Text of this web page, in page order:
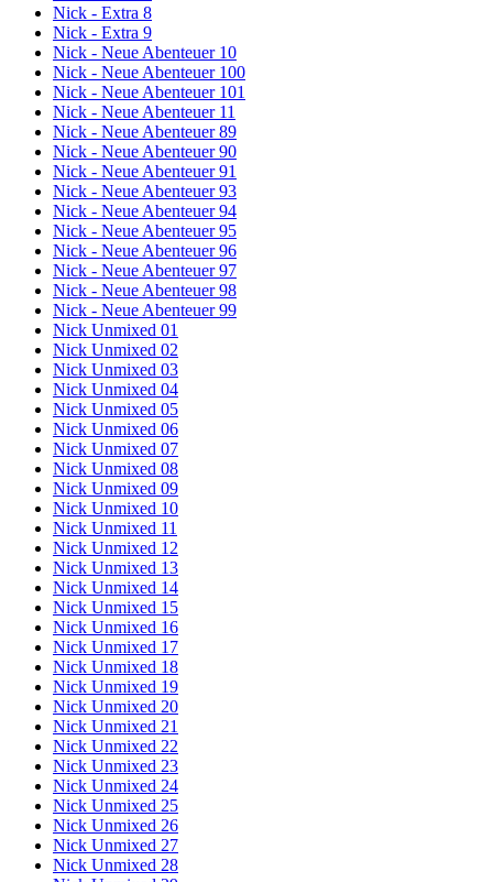
Nick - Extra 8
Nick - Extra 9
Nick - Neue Abenteuer 10
Nick - Neue Abenteuer 100
Nick - Neue Abenteuer 101
Nick - Neue Abenteuer 11
Nick - Neue Abenteuer 89
Nick - Neue Abenteuer 90
Nick - Neue Abenteuer 91
Nick - Neue Abenteuer 93
Nick - Neue Abenteuer 94
Nick - Neue Abenteuer 95
Nick - Neue Abenteuer 96
Nick - Neue Abenteuer 97
Nick - Neue Abenteuer 98
Nick - Neue Abenteuer 99
Nick Unmixed 01
Nick Unmixed 02
Nick Unmixed 03
Nick Unmixed 04
Nick Unmixed 05
Nick Unmixed 06
Nick Unmixed 07
Nick Unmixed 08
Nick Unmixed 09
Nick Unmixed 10
Nick Unmixed 11
Nick Unmixed 12
Nick Unmixed 13
Nick Unmixed 14
Nick Unmixed 15
Nick Unmixed 16
Nick Unmixed 17
Nick Unmixed 18
Nick Unmixed 19
Nick Unmixed 20
Nick Unmixed 21
Nick Unmixed 22
Nick Unmixed 23
Nick Unmixed 24
Nick Unmixed 25
Nick Unmixed 26
Nick Unmixed 27
Nick Unmixed 28